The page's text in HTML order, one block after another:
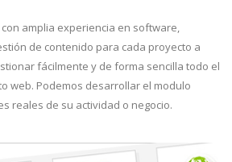
amplia experiencia en software,
de contenido para cada proyecto a
fácilmente y de forma sencilla todo el
web. Podemos desarrollar el modulo
reales de su actividad o negocio.